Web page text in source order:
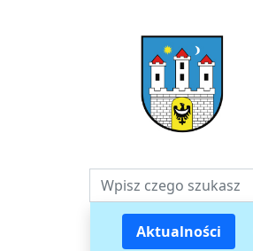
Fraza do wyszukiwania
Aktualności